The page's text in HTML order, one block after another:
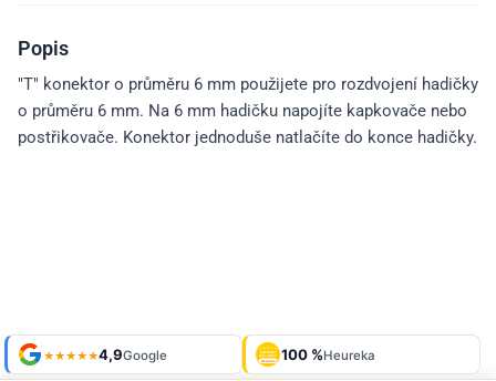
Popis
"T" konektor o průměru 6 mm použijete pro rozdvojení hadičky
o průměru 6 mm. Na 6 mm hadičku napojíte kapkovače nebo
postřikovače. Konektor jednoduše natlačíte do konce hadičky.
★★★★★4,9Google OVĚŘENO
ZÁKAZNÍKY
Heureka 100 %Heureka
Shop roku'24 + '25 Galerie929 fotek